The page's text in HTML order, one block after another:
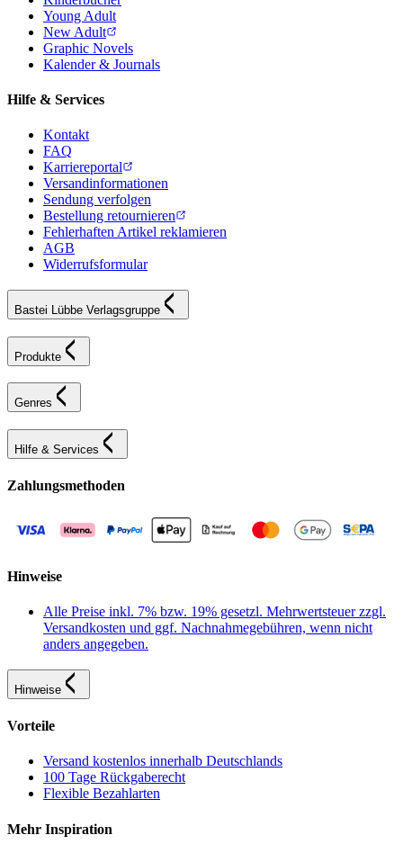
Young Adult
New Adult
Graphic Novels
Kalender & Journals
Hilfe & Services
Kontakt
FAQ
Karriereportal
Versandinformationen
Sendung verfolgen
Bestellung retournieren
Fehlerhaften Artikel reklamieren
AGB
Widerrufsformular
Bastei Lübbe Verlagsgruppe
Produkte
Genres
Hilfe & Services
Zahlungsmethoden
Hinweise
Alle Preise inkl. 7% bzw. 19% gesetzl. Mehrwertsteuer zzgl.
Versandkosten und ggf. Nachnahmegebühren, wenn nicht
anders angegeben.
Hinweise
Vorteile
Versand kostenlos innerhalb Deutschlands
100 Tage Rückgaberecht
Flexible Bezahlarten
Mehr Inspiration